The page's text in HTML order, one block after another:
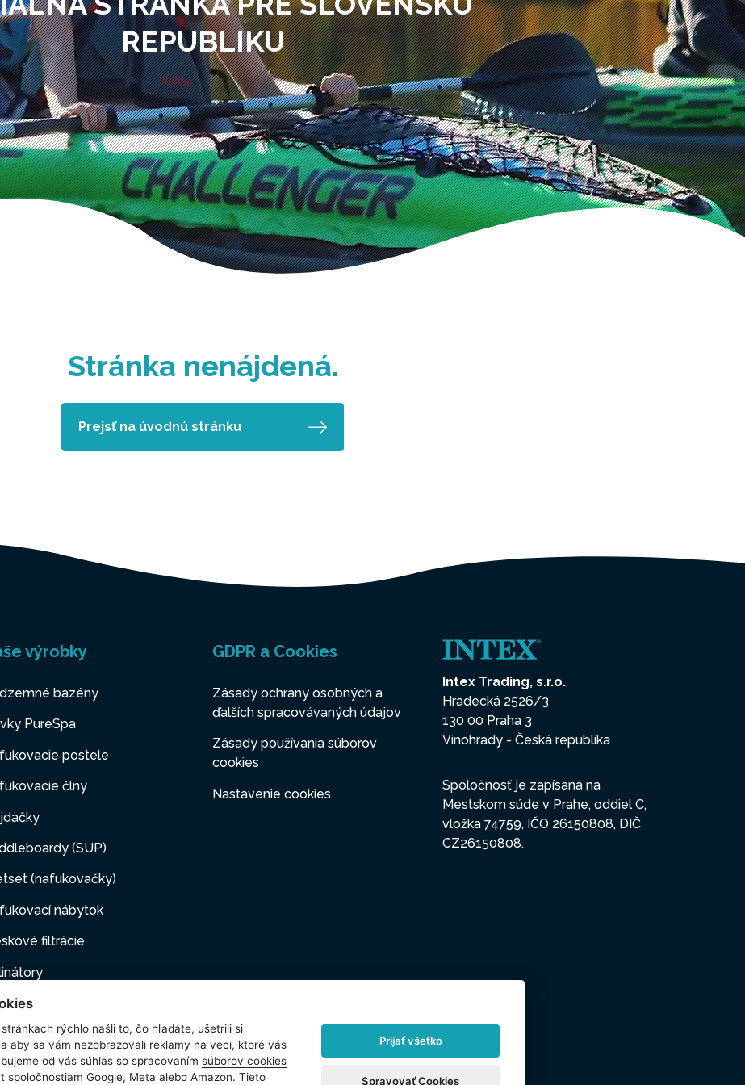
REPUBLIKU
Stránka nenájdená.
Prejsť na úvodnú stránku
výrobky
bazény
PureSpa
postele
člny
(SUP)
(nafukovačky)
nábytok
filtrácie
pumpy
filtrácie
maznáčikovia
GDPR a Cookies
Zásady ochrany osobných a
ďalších spracovávaných údajov
Zásady používania súborov
cookies
Nastavenie cookies
Intex Trading, s.r.o.
Hradecká 2526/3
130 00 Praha 3
Vinohrady - Česká republika
Spoločnosť je zapísaná na
Mestskom súde v Prahe, oddiel C,
vložka 74759, IČO 26150808, DIČ
CZ26150808.
rýchlo našli to, čo hľadáte, ušetrili si
aby sa vám nezobrazovali reklamy na veci, ktoré vás
od vás súhlas so spracovaním súborov cookies
spoločnostiam Google, Meta alebo Amazon. Tieto
Prijať všetko
Spravovať Cookies